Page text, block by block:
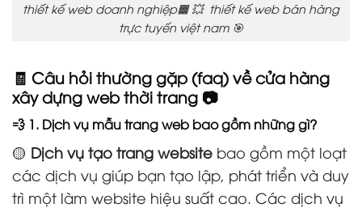
thiết kế web doanh nghiệp🟧 💥 thiết kế web bán hàng
trực tuyến việt nam 🎯
🧾 Câu hỏi thường gặp (faq) về cửa hàng
xây dựng web thời trang 📷
💨 1. Dịch vụ mẫu trang web bao gồm những gì?
🟡 Dịch vụ tạo trang website bao gồm một loạt
các dịch vụ giúp bạn tạo lập, phát triển và duy
trì một làm website hiệu suất cao. Các dịch vụ